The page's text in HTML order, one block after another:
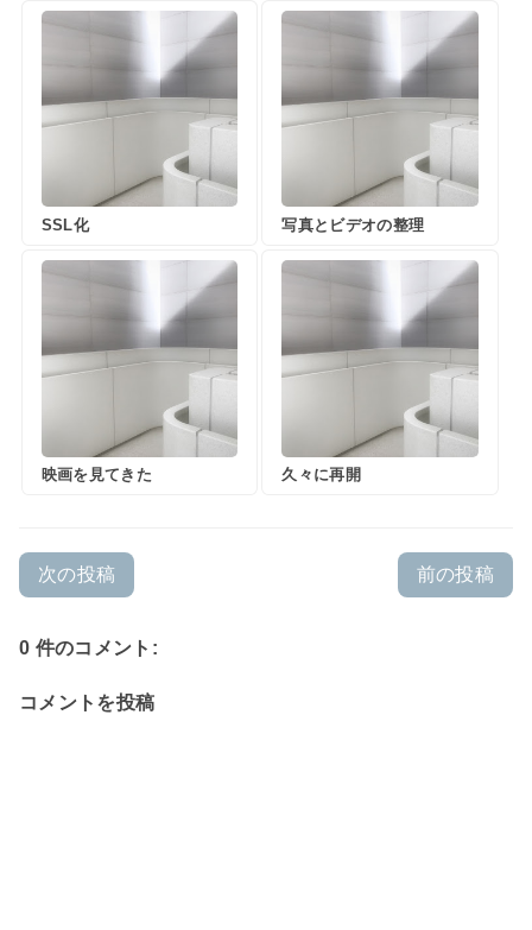
SSL化 写真とビデオの整理
映画を見てきた 久々に再開
次の投稿 前の投稿
0 件のコメント:
コメントを投稿